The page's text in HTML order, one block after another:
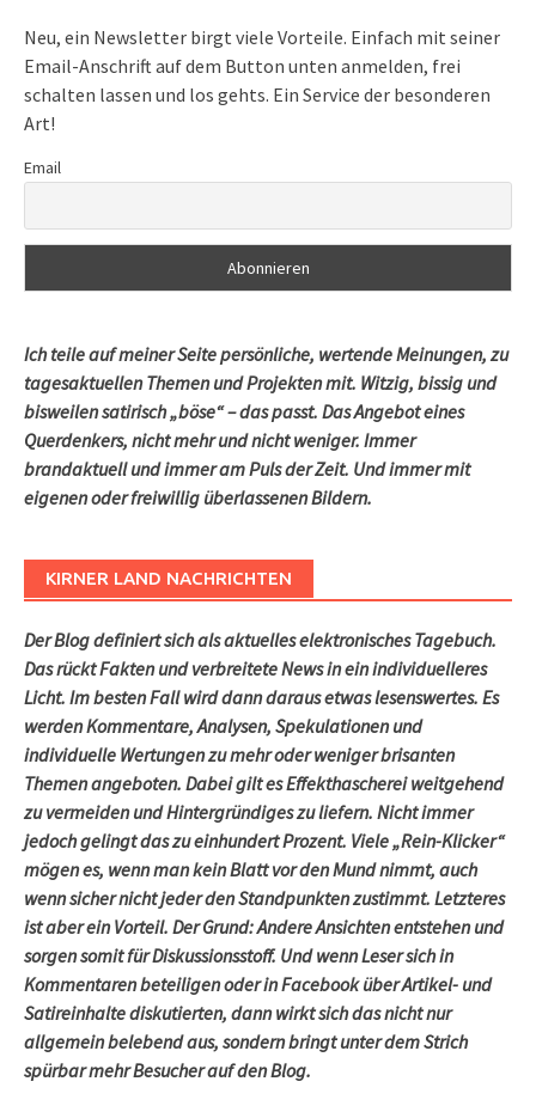
Neu, ein Newsletter birgt viele Vorteile. Einfach mit seiner
Email-Anschrift auf dem Button unten anmelden, frei
schalten lassen und los gehts. Ein Service der besonderen
Art!
Email
Ich teile auf meiner Seite persönliche, wertende Meinungen, zu
tagesaktuellen Themen und Projekten mit. Witzig, bissig und
bisweilen satirisch „böse“ – das passt. Das Angebot eines
Querdenkers, nicht mehr und nicht weniger. Immer
brandaktuell und immer am Puls der Zeit. Und immer mit
eigenen oder freiwillig überlassenen Bildern.
KIRNER LAND NACHRICHTEN
Der Blog definiert sich als aktuelles elektronisches Tagebuch.
Das rückt Fakten und verbreitete News in ein individuelleres
Licht. Im besten Fall wird dann daraus etwas lesenswertes. Es
werden Kommentare, Analysen, Spekulationen und
individuelle Wertungen zu mehr oder weniger brisanten
Themen angeboten. Dabei gilt es Effekthascherei weitgehend
zu vermeiden und Hintergründiges zu liefern. Nicht immer
jedoch gelingt das zu einhundert Prozent. Viele „Rein-Klicker“
mögen es, wenn man kein Blatt vor den Mund nimmt, auch
wenn sicher nicht jeder den Standpunkten zustimmt. Letzteres
ist aber ein Vorteil. Der Grund: Andere Ansichten entstehen und
sorgen somit für Diskussionsstoff. Und wenn Leser sich in
Kommentaren beteiligen oder in Facebook über Artikel- und
Satireinhalte diskutierten, dann wirkt sich das nicht nur
allgemein belebend aus, sondern bringt unter dem Strich
spürbar mehr Besucher auf den Blog.